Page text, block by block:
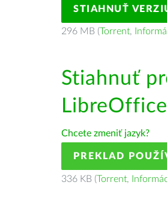
STIAHNUŤ
296 MB (Torrent,
Stiahnuť
Chcete zmeniť jazyk?
PREKLAD
336 KB (Torrent,